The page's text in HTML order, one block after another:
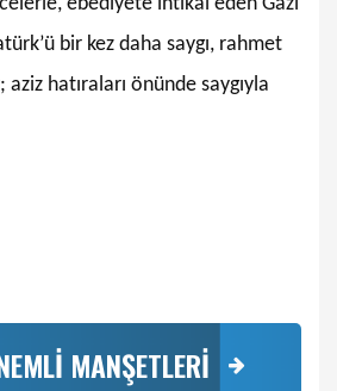
bir kez daha saygı, rahmet
hatıraları önünde saygıyla
MANŞETLERİ